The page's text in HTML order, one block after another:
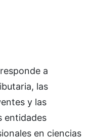
a
las
y las
entidades
en ciencias